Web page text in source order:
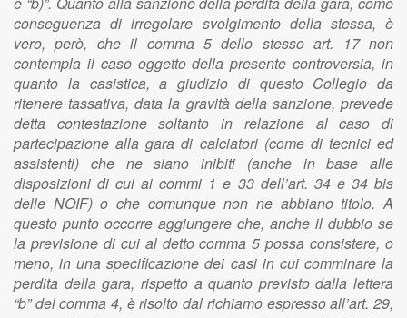
conseguenza di irregolare svolgimento della stessa, è
vero, però, che il comma 5 dello stesso art. 17 non
contempla il caso oggetto della presente controversia, in
quanto la casistica, a giudizio di questo Collegio da
ritenere tassativa, data la gravità della sanzione, prevede
detta contestazione soltanto in relazione al caso di
partecipazione alla gara di calciatori (come di tecnici ed
assistenti) che ne siano inibiti (anche in base alle
disposizioni di cui ai commi 1 e 33 dell’art. 34 e 34 bis
delle NOIF) o che comunque non ne abbiano titolo. A
questo punto occorre aggiungere che, anche il dubbio se
la previsione di cui al detto comma 5 possa consistere, o
meno, in una specificazione dei casi in cui comminare la
perdita della gara, rispetto a quanto previsto dalla lettera
“b” del comma 4, è risolto dal richiamo espresso all’art. 29,